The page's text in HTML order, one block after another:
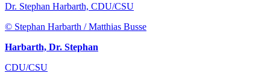
Dr. Stephan Harbarth, CDU/CSU
© Stephan Harbarth / Matthias Busse
Harbarth, Dr. Stephan
CDU/CSU